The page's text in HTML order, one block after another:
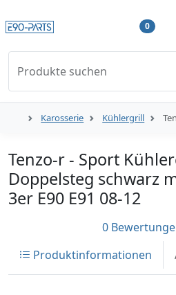
0
Produkte suchen
Karosserie Kühlergrill
Tenzo-r - Sport
Doppelsteg schwarz
3er E90 E91 08-12
0
Produktinformationen